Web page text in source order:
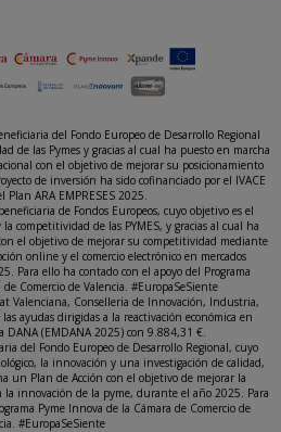
del Fondo Europeo de Desarrollo Regional
de las Pymes y gracias al cual ha puesto en marcha
con el objetivo de mejorar su posicionamiento
de inversión ha sido cofinanciado por el IVACE
Plan ARA EMPRESES 2025.
de Fondos Europeos, cuyo objetivo es el
competitividad de las PYMES, y gracias al cual ha
el objetivo de mejorar su competitividad mediante
online y el comercio electrónico en mercados
Para ello ha contado con el apoyo del Programa
Comercio de Valencia. #EuropaSeSiente
Valenciana, Conselleria de Innovación, Industria,
ayudas dirigidas a la reactivación económica en
DANA (EMDANA 2025) con 9.884,31 €.
del Fondo Europeo de Desarrollo Regional, cuyo
la innovación y una investigación de calidad,
un Plan de Acción con el objetivo de mejorar la
la innovación de la pyme, durante el año 2025. Para
Pyme Innova de la Cámara de Comercio de
#EuropaSeSiente